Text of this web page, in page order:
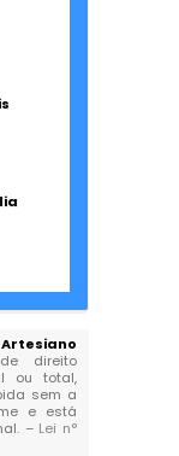
direito
ou total,
sem a
e está
– Lei n°